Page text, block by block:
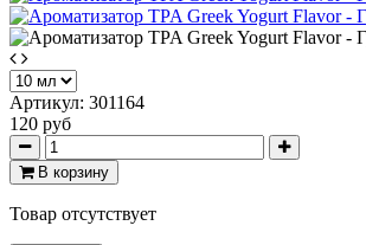
Артикул: 301164
120 руб
В корзину
Товар отсутствует